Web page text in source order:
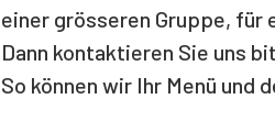
einer grösseren Gruppe, für
Dann kontaktieren Sie uns
So können wir Ihr Menü und